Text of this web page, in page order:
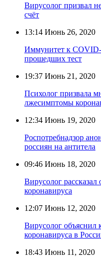
Вирусолог призвал
счёт
13:14 Июнь 26, 2020
Иммунитет к
прошедших тест
19:37 Июнь 21, 2020
Психолог призвала
лжесимптомы
12:34 Июнь 19, 2020
Роспотребнадзор
россиян на антитела
09:46 Июнь 18, 2020
Вирусолог
коронавируса
12:07 Июнь 12, 2020
Вирусолог объяснил
коронавируса в
18:43 Июнь 11, 2020